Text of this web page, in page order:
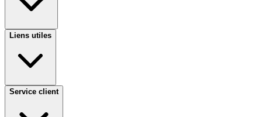
Liens utiles
Service client